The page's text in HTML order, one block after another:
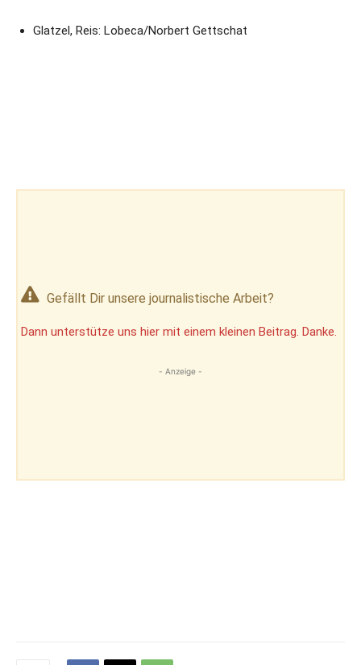
Glatzel, Reis: Lobeca/Norbert Gettschat
Gefällt Dir unsere journalistische Arbeit?
Dann unterstütze uns hier mit einem kleinen Beitrag. Danke.
- Anzeige -